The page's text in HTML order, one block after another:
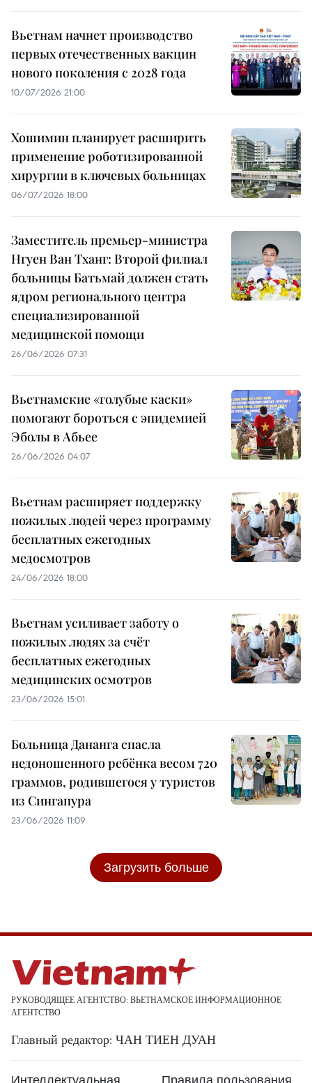
Вьетнам начнет производство
первых отечественных вакцин
нового поколения с 2028 года
10/07/2026 21:00
Хошимин планирует расширить
применение роботизированной
хирургии в ключевых больницах
06/07/2026 18:00
Заместитель премьер-министра
Нгуен Ван Тханг: Второй филиал
больницы Батьмай должен стать
ядром регионального центра
специализированной
медицинской помощи
26/06/2026 07:31
Вьетнамские «голубые каски»
помогают бороться с эпидемией
Эболы в Абьее
26/06/2026 04:07
Вьетнам расширяет поддержку
пожилых людей через программу
бесплатных ежегодных
медосмотров
24/06/2026 18:00
Вьетнам усиливает заботу о
пожилых людях за счёт
бесплатных ежегодных
медицинских осмотров
23/06/2026 15:01
Больница Дананга спасла
недоношенного ребёнка весом 720
граммов, родившегося у туристов
из Сингапура
23/06/2026 11:09
Загрузить больше
РУКОВОДЯЩЕЕ АГЕНТСТВО: ВЬЕТНАМСКОЕ ИНФОРМАЦИОННОЕ
АГЕНТСТВО
Главный редактор: ЧАН ТИЕН ДУАН